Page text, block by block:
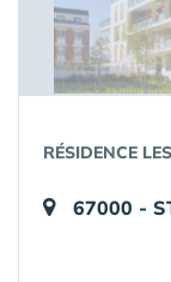
RÉSIDENCE
67000 -